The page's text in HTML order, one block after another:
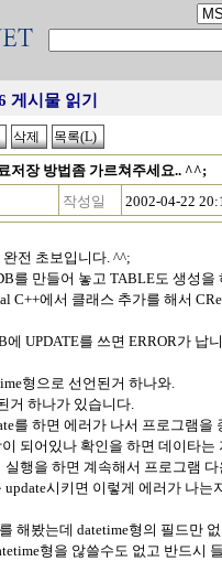
게시물 읽기
저장 방법좀 가르쳐주세요.. ^^;
작성일 2002-04-22
전 초보입니다. ^^;
를 만들어 놓고 TABLE도 생성을
C++에서 클래스 추가를 해서
에 UPDATE를 쓰면 ERROR가 납
형으로 선언된거 하나와.
거 하나가 있습니다.
를 하면 에러가 나서 프로그램을
되어있나 확인을 하면 데이타는
실행을 하면 계속해서 프로그램
update시키면 이렇게 에러가 나는
해봤는데 datetime형의 필드만
형을 않쓸수도 없고 반드시